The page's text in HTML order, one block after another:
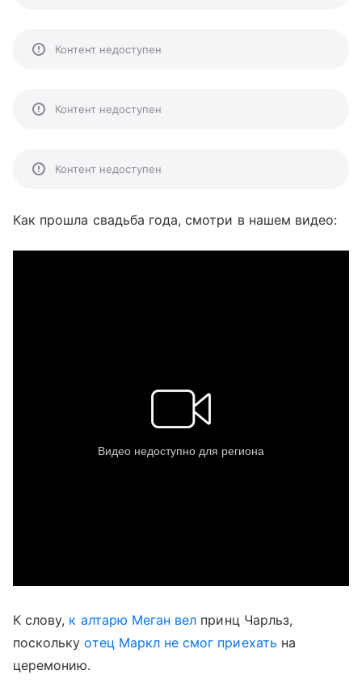
Контент недоступен
Контент недоступен
Контент недоступен
Как прошла свадьба года, смотри в нашем видео:
К слову, к алтарю Меган вел принц Чарльз,
посколькуотец Маркл не смог приехать на
церемонию.